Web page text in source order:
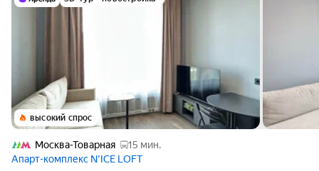
высокий спрос
Москва-Товарная
15 мин.
Апарт-комплекс N’ICE LOFT